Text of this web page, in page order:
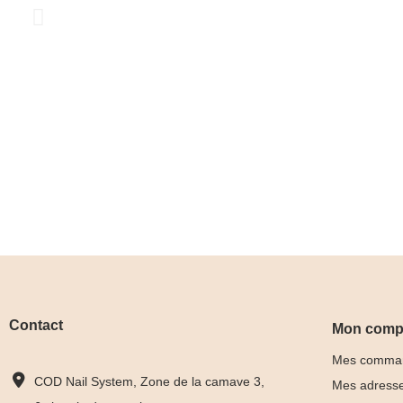
Contact
COD Nail System, Zone de la camave 3,
Mon
Mes
Mes